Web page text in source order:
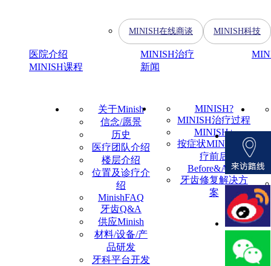
医院介绍 MINISH治疗
MINISH课程
新闻
MINISH在线商谈 MINISH科技
关于Minish
信念/愿景
历史
医疗团队介绍
楼层介绍
位置及诊疗介
绍
MinishFAQ
牙齿Q&A
供应Minish
材料/设备/产
品研发
牙科平台开发
MINISH?
MINISH治疗过程
MINISH+
按症状MINISH治
疗前后
Before&After
牙齿修复解决方
案